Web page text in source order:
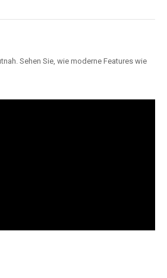
Sehen Sie, wie moderne Features wie